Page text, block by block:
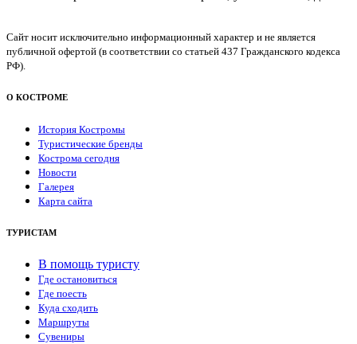
Сайт носит исключительно информационный характер и не является
публичной офертой (в соответствии со статьей 437 Гражданского кодекса
РФ).
О КОСТРОМЕ
История Костромы
Туристические бренды
Кострома сегодня
Новости
Галерея
Карта сайта
ТУРИСТАМ
В помощь туристу
Где остановиться
Где поесть
Куда сходить
Маршруты
Сувениры